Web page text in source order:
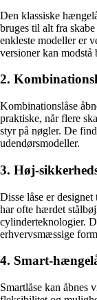
Den klassiske
bruges til alt fra
enkleste modeller er
versioner kan
2.
Kombinationslåse
praktiske, når flere
styr på nøgler. De
udendørsmodeller.
3. Høj-
Disse låse er
har ofte hærdet
cylinderteknologier.
erhvervsmæssige
4. Smart-
Smartlåse kan åbnes